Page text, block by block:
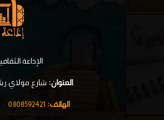
الإذاعة
.العنوان:شارع مولاي
الهاتف: